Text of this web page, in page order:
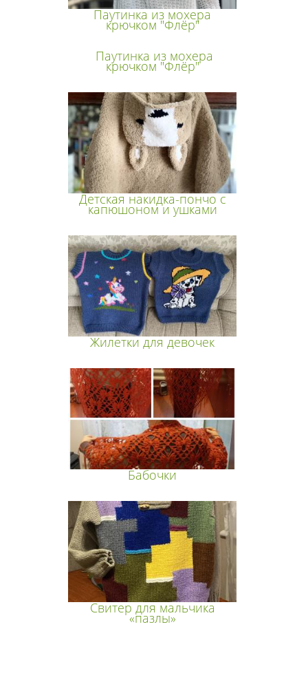
Паутинка из мохера
крючком "Флёр"
Паутинка из мохера
крючком "Флёр"
Детская накидка-пончо с
капюшоном и ушками
Жилетки для девочек
Бабочки
Свитер для мальчика
«пазлы»